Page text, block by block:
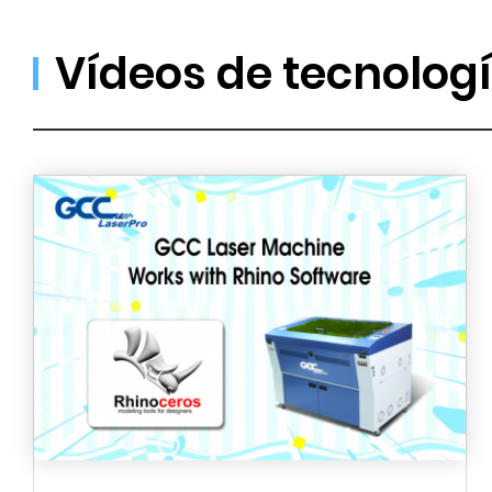
Vídeos de